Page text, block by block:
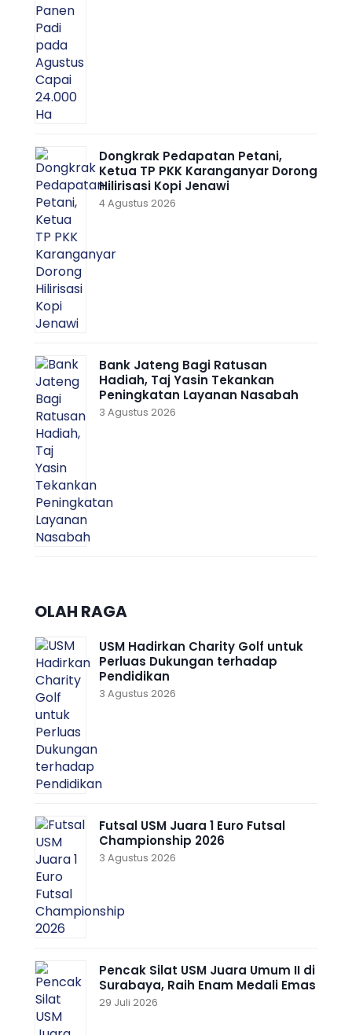
Dongkrak Pedapatan Petani,
Ketua TP PKK Karanganyar Dorong
Hilirisasi Kopi Jenawi
4 Agustus 2026
Bank Jateng Bagi Ratusan
Hadiah, Taj Yasin Tekankan
Peningkatan Layanan Nasabah
3 Agustus 2026
OLAH RAGA
USM Hadirkan Charity Golf untuk
Perluas Dukungan terhadap
Pendidikan
3 Agustus 2026
Futsal USM Juara 1 Euro Futsal
Championship 2026
3 Agustus 2026
Pencak Silat USM Juara Umum II di
Surabaya, Raih Enam Medali Emas
29 Juli 2026